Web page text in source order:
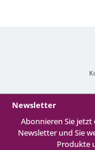
Newsletter
Abonnieren Sie
Newsletter und Sie
Produkte